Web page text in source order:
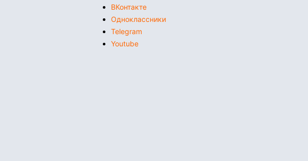
ВКонтакте
Одноклассники
Telegram
Youtube